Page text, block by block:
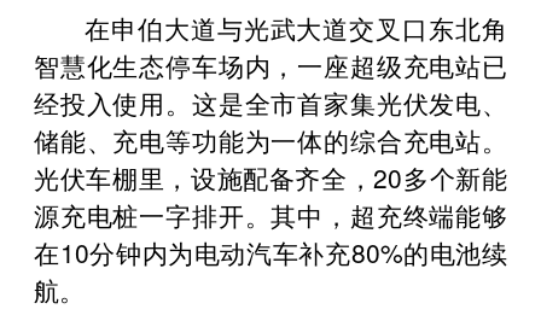
在申伯大道与光武大道交叉口东北角
智慧化生态停车场内，一座超级充电站已
经投入使用。这是全市首家集光伏发电、
储能、充电等功能为一体的综合充电站。
光伏车棚里，设施配备齐全，20多个新能
源充电桩一字排开。其中，超充终端能够
在10分钟内为电动汽车补充80%的电池续
航。